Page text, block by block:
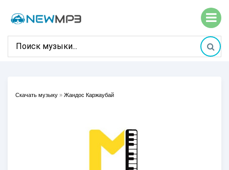
Скачать музыку » Жандос Каржаубай